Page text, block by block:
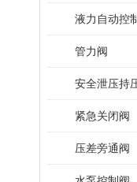
液力自动控
管力阀
安全泄压持
紧急关闭阀
压差旁通阀